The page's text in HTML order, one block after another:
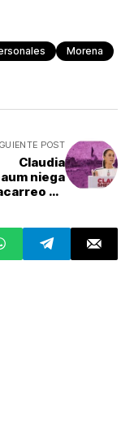
Morena
POST
Claudia
niega
en